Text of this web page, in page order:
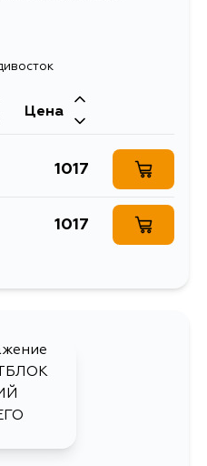
Цена
1017
1017
1017